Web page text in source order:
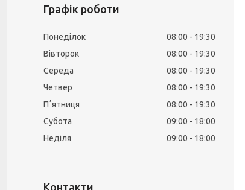
Графік роботи
Понеділок 08:00
19:30
Вівторок
08:00
19:30
Середа
08:00
19:30
Четвер
08:00
19:30
Пʼятниця
08:00
19:30
Субота
09:00
18:00
Неділя
09:00 18:00